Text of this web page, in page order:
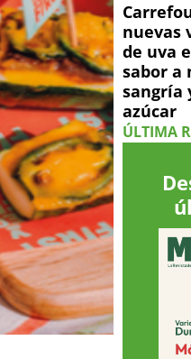
nuevas
de uva
sabor a
sangría
azúcar
ÚLTIMA